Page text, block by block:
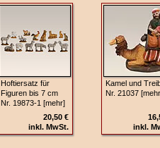
Hoftiersatz für
Figuren bis 7 cm
Nr. 19873-1 [mehr]
20,50 €
inkl. MwSt.
Kamel und
Nr. 21037
inkl.